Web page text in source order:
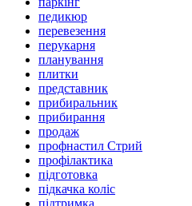
педикюр
перевезення
перукарня
планування
плитки
представник
прибиральник
прибирання
продаж
профнастил Стрий
профілактика
підготовка
підкачка коліс
підтримка